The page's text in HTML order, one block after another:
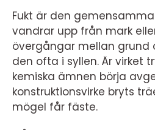
Fukt är den
vandrar upp från mark
övergångar mellan
den ofta i syllen. Är virket
kemiska ämnen börja
konstruktionsvirke bryts
mögel får fäste.